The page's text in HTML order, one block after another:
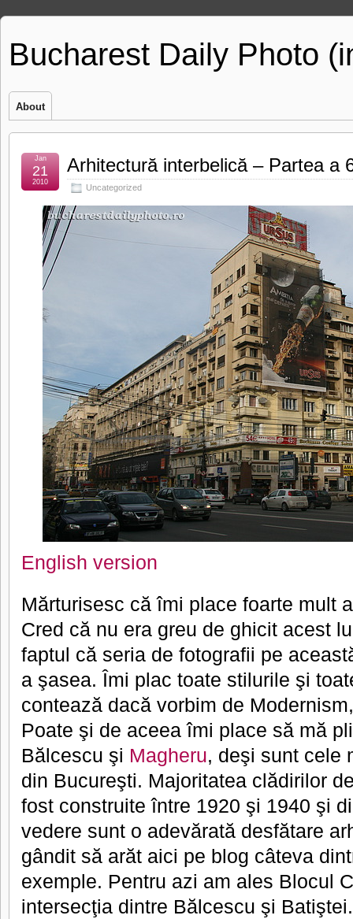
Bucharest Daily Photo
About
Arhitectură interbelică – Partea a
Uncategorized
Jan
21
2010
English version
Mărturisesc că îmi place foarte mult
Cred că nu era greu de ghicit acest
faptul că seria de fotografii pe
a şasea. Îmi plac toate stilurile şi
contează dacă vorbim de
Poate şi de aceea îmi place să mă
Bălcescu şi Magheru, deşi sunt cele
din Bucureşti. Majoritatea clădirilor
fost construite între 1920 şi 1940 şi
vedere sunt o adevărată desfătare
gândit să arăt aici pe blog câteva
exemple. Pentru azi am ales Blocul
intersecţia dintre Bălcescu şi